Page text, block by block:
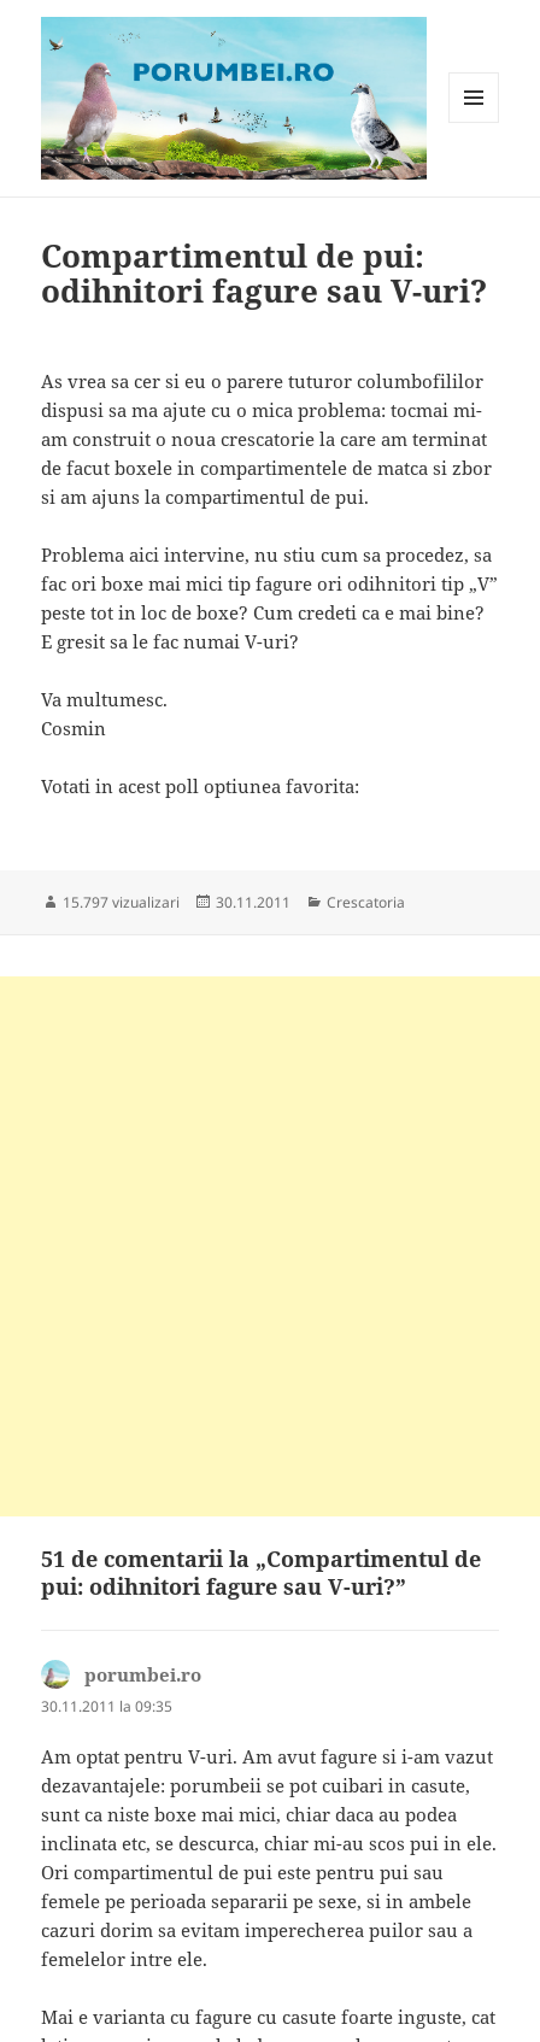
Compartimentul de pui:
odihnitori fagure sau V-uri?
As vrea sa cer si eu o parere tuturor columbofililor
dispusi sa ma ajute cu o mica problema: tocmai mi-
am construit o noua crescatorie la care am terminat
de facut boxele in compartimentele de matca si zbor
si am ajuns la compartimentul de pui.
Problema aici intervine, nu stiu cum sa procedez, sa
fac ori boxe mai mici tip fagure ori odihnitori tip „V”
peste tot in loc de boxe? Cum credeti ca e mai bine?
E gresit sa le fac numai V-uri?
Va multumesc.
Cosmin
Votati in acest poll optiunea favorita:
15.797 vizualizari
Publicat
30.11.2011 Categorii
Crescatoria
51 de comentarii la „Compartimentul de
pui: odihnitori fagure sau V-uri?”
porumbei.ro
30.11.2011 la 09:35
Am optat pentru V-uri. Am avut fagure si i-am vazut
dezavantajele: porumbeii se pot cuibari in casute,
sunt ca niste boxe mai mici, chiar daca au podea
inclinata etc, se descurca, chiar mi-au scos pui in ele.
Ori compartimentul de pui este pentru pui sau
femele pe perioada separarii pe sexe, si in ambele
cazuri dorim sa evitam imperecherea puilor sau a
femelelor intre ele.
Mai e varianta cu fagure cu casute foarte inguste, cat